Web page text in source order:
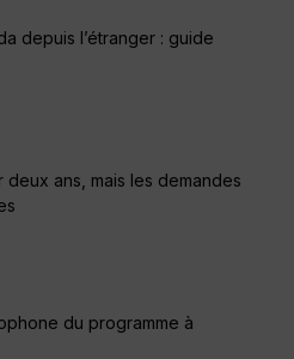
depuis l’étranger : guide
ans, mais les demandes
du programme à